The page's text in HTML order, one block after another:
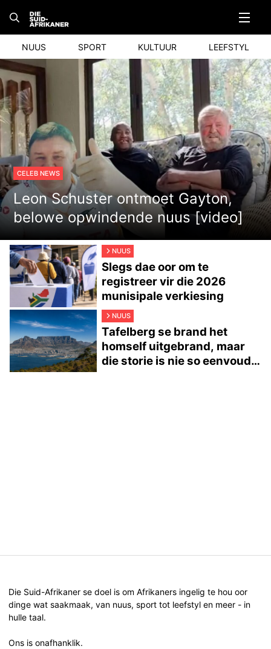
content
NUUS SPORT KULTUUR LEEFSTYL
CELEB NEWS
Leon Schuster ontmoet Gayton,
belowe opwindende nuus [video]
NUUS
Slegs dae oor om te
registreer vir die 2026
munisipale verkiesing
NUUS
Tafelberg se brand het
homself uitgebrand, maar
die storie is nie so eenvoudig
Die Suid-Afrikaner se doel is om Afrikaners ingelig te hou oor
dinge wat saakmaak, van nuus, sport tot leefstyl en meer - in
hulle taal.
Ons is onafhanklik.